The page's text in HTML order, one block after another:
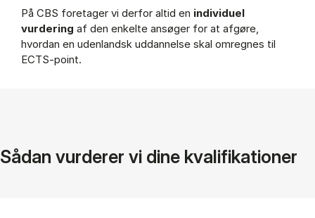
På CBS foretager vi derfor altid en individuel
vurdering af den enkelte ansøger for at afgøre,
hvordan en udenlandsk uddannelse skal omregnes til
ECTS-point.
Sådan vurderer vi dine kvalifikationer